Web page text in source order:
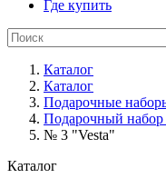
Где купить
Каталог
Каталог
Подарочные
Подарочный
№ 3 "Vesta"
Каталог